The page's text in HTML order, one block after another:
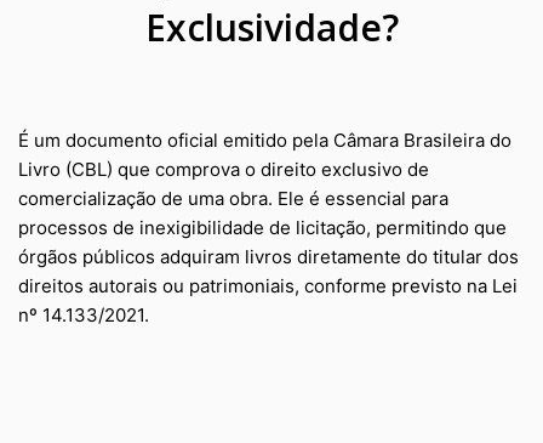
Exclusividade?
É um documento oficial emitido pela Câmara Brasileira do
Livro (CBL) que comprova o direito exclusivo de
comercialização de uma obra. Ele é essencial para
processos de inexigibilidade de licitação, permitindo que
órgãos públicos adquiram livros diretamente do titular dos
direitos autorais ou patrimoniais, conforme previsto na Lei
nº 14.133/2021.